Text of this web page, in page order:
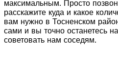
максимальным. Просто
расскажите куда и какое
вам нужно в Тосненском
сами и вы точно останетесь
советовать нам соседям.